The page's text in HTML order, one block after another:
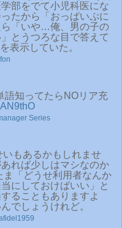
部をでて小児科医にな
たから「おっぱいぷに
「いや…俺、男の子の
とうつろな目で答えて
表示していた。
語知ってたらNOリア充
Series
いもあるかもしれませ
れば少しはマシなのか
ま「どうせ利用者なんか
にしておけばいい」と
ることもありますよ
でしょうけれど。